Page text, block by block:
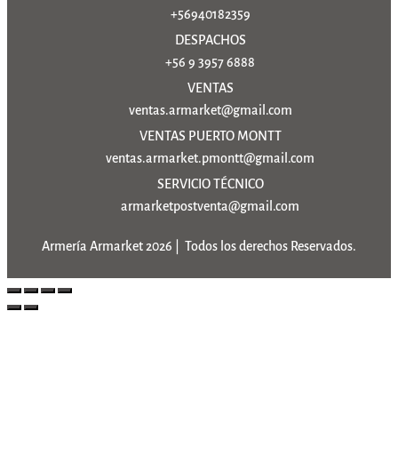
+56940182359
DESPACHOS
+56 9 3957 6888
VENTAS
ventas.armarket@gmail.com
VENTAS PUERTO MONTT
ventas.armarket.pmontt@gmail.com
SERVICIO TÉCNICO
armarketpostventa@gmail.com
Armería Armarket 2026 | Todos los derechos Reservados.